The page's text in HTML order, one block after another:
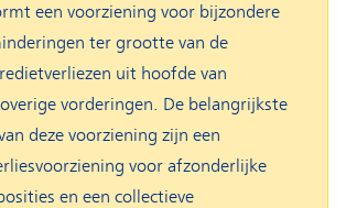
een voorziening voor bijzondere
ter grootte van de
uit hoofde van
vorderingen. De belangrijkste
deze voorziening zijn een
voor afzonderlijke
en een collectieve